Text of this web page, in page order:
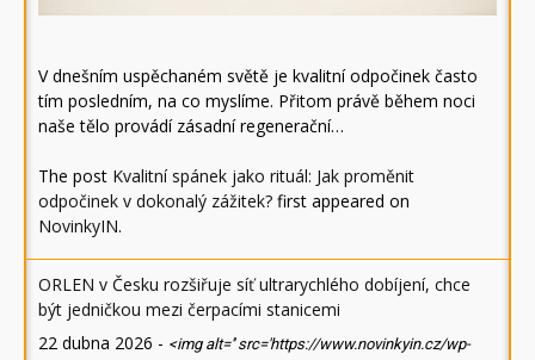
V dnešním uspěchaném světě je kvalitní odpočinek často
tím posledním, na co myslíme. Přitom právě během noci
naše tělo provádí zásadní regenerační…
The post Kvalitní spánek jako rituál: Jak proměnit
odpočinek v dokonalý zážitek? first appeared on
NovinkyIN.
ORLEN v Česku rozšiřuje síť ultrarychlého dobíjení, chce
být jedničkou mezi čerpacími stanicemi
22 dubna 2026 - <img alt='' src='https://www.novinkyin.cz/wp-